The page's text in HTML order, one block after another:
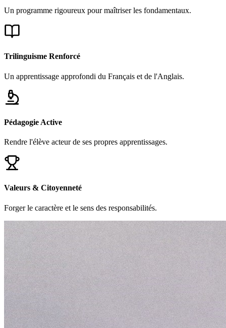
Un programme rigoureux pour maîtriser les fondamentaux.
Trilinguisme Renforcé
Un apprentissage approfondi du Français et de l'Anglais.
Pédagogie Active
Rendre l'élève acteur de ses propres apprentissages.
Valeurs & Citoyenneté
Forger le caractère et le sens des responsabilités.